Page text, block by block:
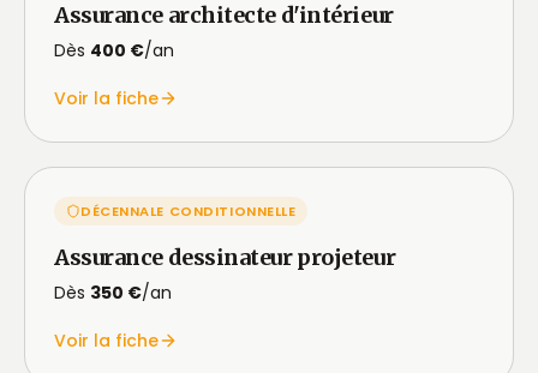
Assurance architecte d'intérieur
Dès 400 €/an
Voir la fiche
DÉCENNALE CONDITIONNELLE
Assurance dessinateur projeteur
Dès 350 €/an
Voir la fiche